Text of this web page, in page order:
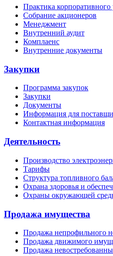
Практика корпоративного
Собрание акционеров
Менеджмент
Внутренний аудит
Комплаенс
Внутренние документы
Закупки
Программа закупок
Закупки
Документы
Информация для
Контактная информация
Деятельность
Производство
Тарифы
Структура топливного
Охрана здоровья и
Охраны окружающей
Продажа имущества
Продажа непрофильного
Продажа движимого
Продажа